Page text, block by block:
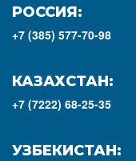
РОССИЯ:
+7 (385) 577-70-98
КАЗАХСТАН:
+7 (7222) 68-25-35
УЗБЕКИСТАН: